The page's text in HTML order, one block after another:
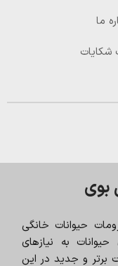
ما
شکایات
بوی
حیوانات خانگی
به نیازهای
برتر و جدید در این